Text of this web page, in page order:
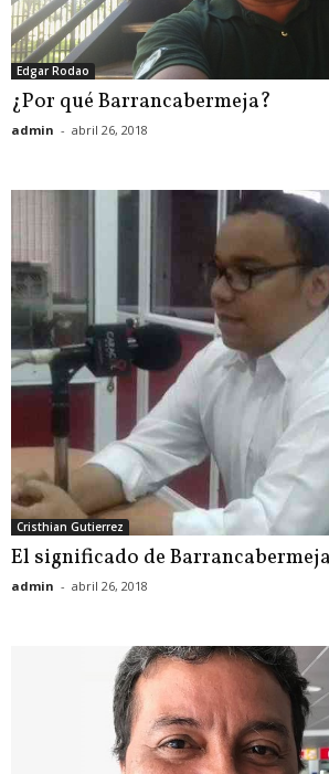
Edgar Rodao
¿Por qué Barrancabermeja?
admin - abril 26, 2018
Cristhian Gutierrez
El significado de Barrancabermeja
admin - abril 26, 2018